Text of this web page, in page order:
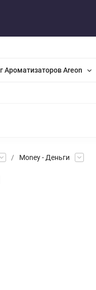
Ароматизаторов Areon
/ Money - Деньги